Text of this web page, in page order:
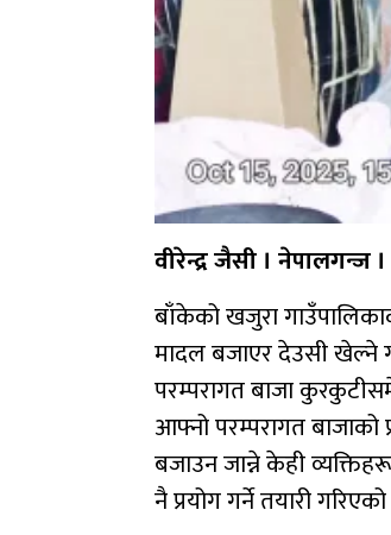
वीरेन्द्र जैसी । नेपालगन्ज ।
बाँकेको खजुरा
मादल बजाएर देउसी खेल्ने
परम्परागत बाजा
आफ्नो परम्परागत बाजाको
बजाउन जान्ने केही
नै प्रयोग गर्ने तयारी